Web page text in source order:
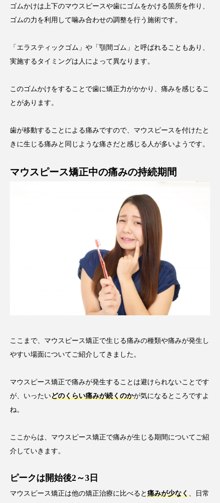
ゴムかけは上下のマウスピースや歯にゴムをかける箇所を作り、
ゴムの力を利用して噛み合わせの調整を行う施術です。
「エラスティックゴム」や「顎間ゴム」と呼ばれることもあり、
実施するタイミングは人によって異なります。
このゴムかけをすることで歯に矯正力がかかり、痛みを感じるこ
とがあります。
歯が移動することによる痛みですので、マウスピースを付けたと
きに生じる痛みと同じような痛さだと感じる人が多いようです。
マウスピース矯正中の痛みの持続期間
ここまで、マウスピース矯正で生じる痛みの種類や痛みが発生し
やすい場面についてご紹介してきました。
マウスピース矯正で痛みが発生することは避けられないことです
が、いったいどのくらい痛みが続くのかが気になるところですよ
ね。
ここからは、マウスピース矯正で痛みが生じる期間についてご紹
介していきます。
ピークは開始後2～3日
マウスピース矯正は他の矯正治療に比べると 痛みが少なく、日常